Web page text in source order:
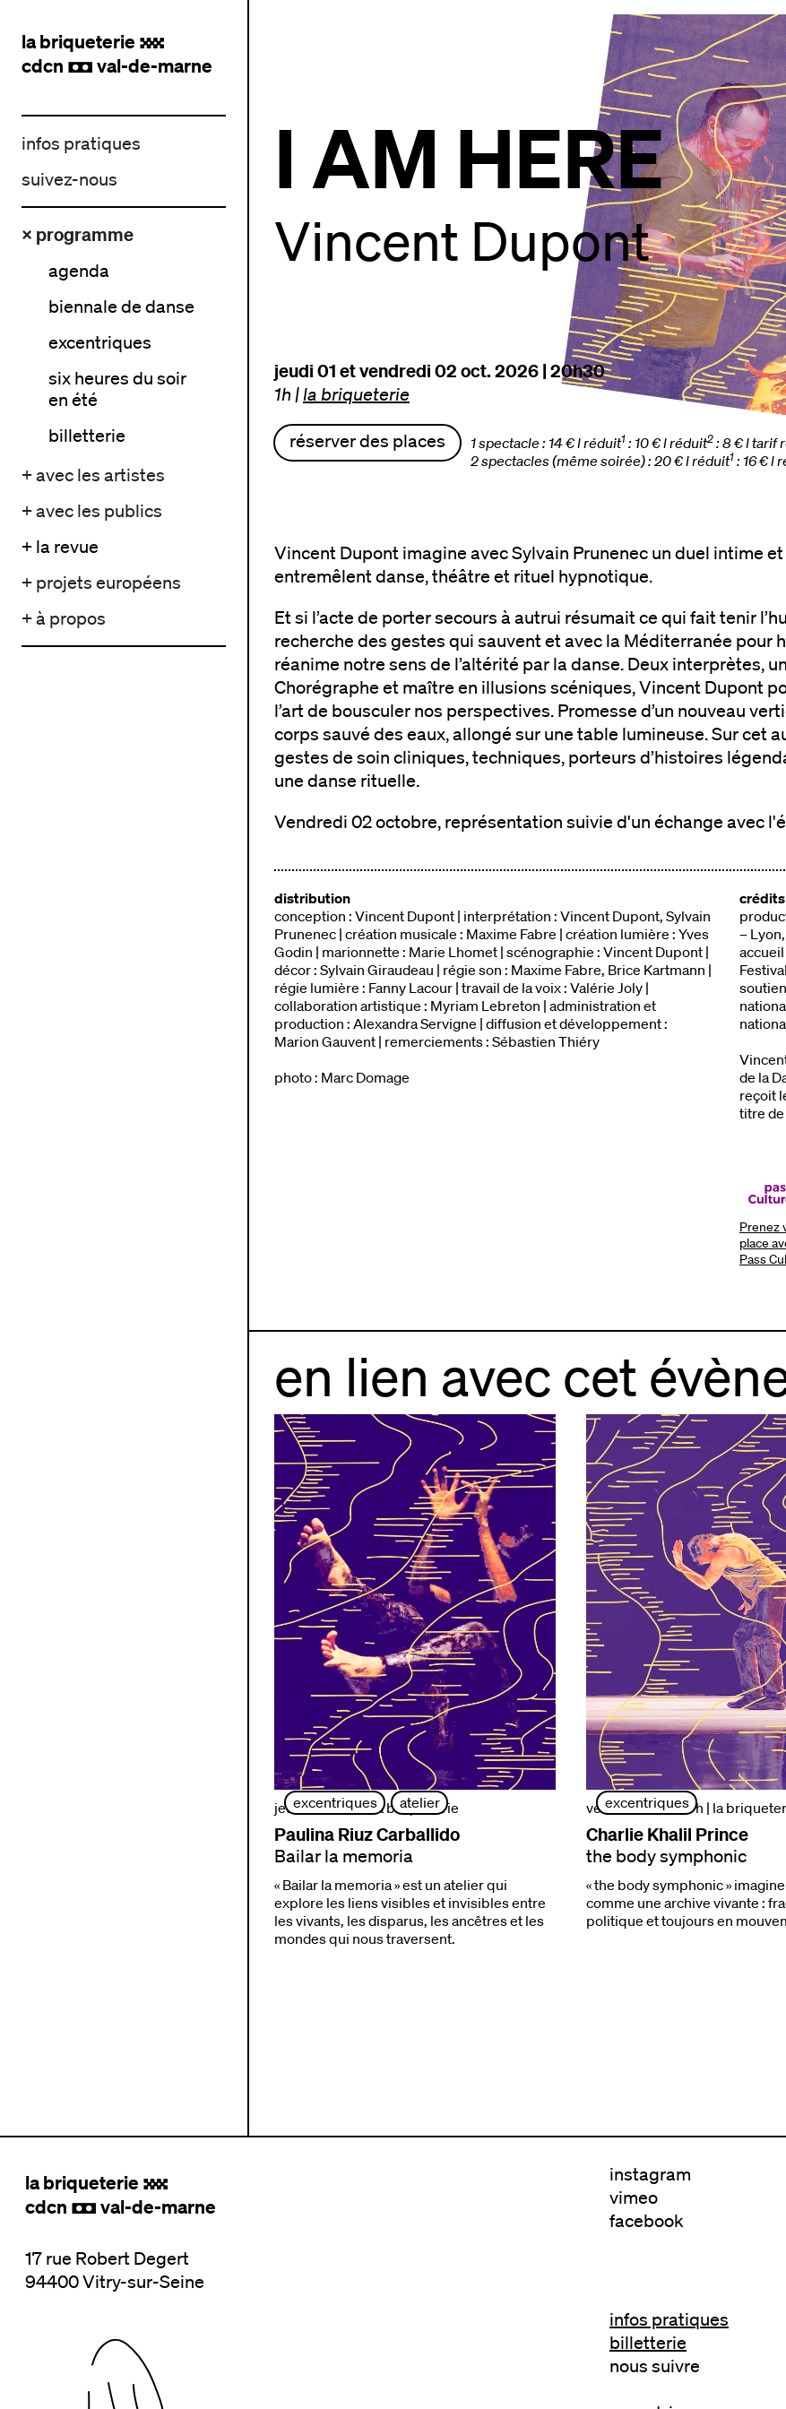
la briqueterie .
cdcn , val-de-marne
infos pratiques
suivez-nous
× programme
agenda
biennale de danse
excentriques
six heures du soir
en été
billetterie
+ avec les artistes
+ avec les publics
+ la revue
+ projets européens
+ à propos
I AM HERE
Vincent Dupont
jeudi 01 et vendredi 02 oct. 2026 | 20h30
1h | la briqueterie
réserver des places 1 spectacle : 14 € l réduit1: 10 € l réduit2: 8 € l tarif
2 spectacles (même soirée) : 20 € l réduit1: 16 € l
Vincent Dupont imagine avec Sylvain Prunenec un duel intime
entremêlent danse, théâtre et rituel hypnotique.
Et si l’acte de porter secours à autrui résumait ce qui fait tenir
recherche des gestes qui sauvent et avec la Méditerranée pour
réanime notre sens de l’altérité par la danse. Deux interprètes,
Chorégraphe et maître en illusions scéniques, Vincent Dupont
l’art de bousculer nos perspectives. Promesse d’un nouveau
corps sauvé des eaux, allongé sur une table lumineuse. Sur cet
gestes de soin cliniques, techniques, porteurs d’histoires
une danse rituelle.
Vendredi 02 octobre, représentation suivie d'un échange avec
distribution
conception : Vincent Dupont | interprétation : Vincent Dupont, Sylvain
Prunenec | création musicale : Maxime Fabre | création lumière : Yves
Godin | marionnette : Marie Lhomet | scénographie : Vincent Dupont |
décor : Sylvain Giraudeau | régie son : Maxime Fabre, Brice Kartmann |
régie lumière : Fanny Lacour | travail de la voix : Valérie Joly |
collaboration artistique : Myriam Lebreton | administration et
production : Alexandra Servigne | diffusion et développement :
Marion Gauvent | remerciements : Sébastien Thiéry
photo: Marc Domage
crédits
–
de la
reçoit
titre
Prenez
place
Pass
en lien avec cet
excentriques atelier
jeudi 1 oct. 17h| la briqueterie
Paulina Riuz Carballido
Bailar la memoria
« Bailar la memoria » est un atelier qui
explore les liens visibles et invisibles entre
les vivants, les disparus, les ancêtres et les
mondes qui nous traversent.
excentriques
vendredi 2 oct. 17h | la
Charlie Khalil Prince
the body symphonic
« the body symphonic »
comme une archive vivante :
politique et toujours en
la briqueterie .
cdcn , val-de-marne
17 rue Robert Degert
94400 Vitry-sur-Seine
instagram
vimeo
facebook
infos pratiques
billetterie
nous suivre